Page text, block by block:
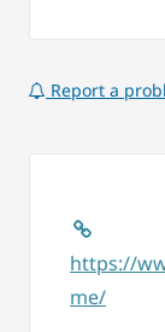
Report a
https://
me/